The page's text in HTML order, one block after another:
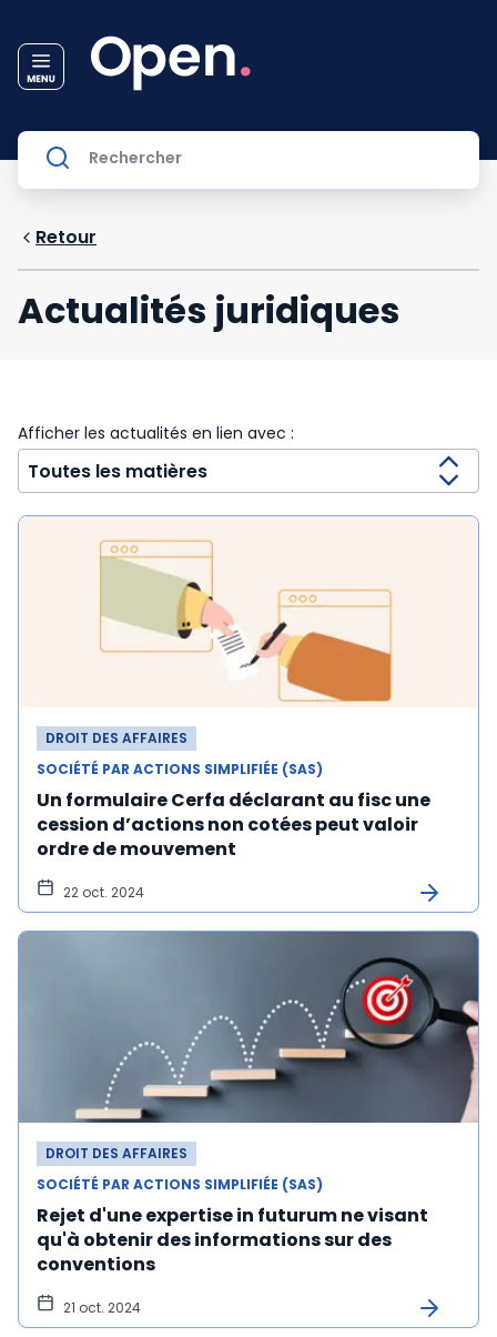
Retour
Actualités juridiques
Afficher les actualités en lien avec :
DROIT DES AFFAIRES
SOCIÉTÉ PAR ACTIONS SIMPLIFIÉE (SAS)
Un formulaire Cerfa déclarant au fisc une
cession d’actions non cotées peut valoir
ordre de mouvement
22 oct. 2024
DROIT DES AFFAIRES
SOCIÉTÉ PAR ACTIONS SIMPLIFIÉE (SAS)
Rejet d'une expertise in futurum ne visant
qu'à obtenir des informations sur des
conventions
21 oct. 2024